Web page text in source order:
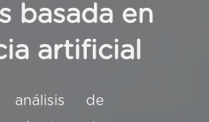
basada en
artificial
análisis de